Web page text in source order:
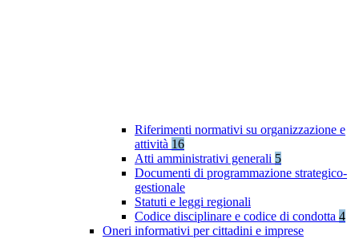
Riferimenti normativi su organizzazione e
attività 16
Atti amministrativi generali 5
Documenti di programmazione strategico-
gestionale
Statuti e leggi regionali
Codice disciplinare e codice di condotta 4
Oneri informativi per cittadini e imprese